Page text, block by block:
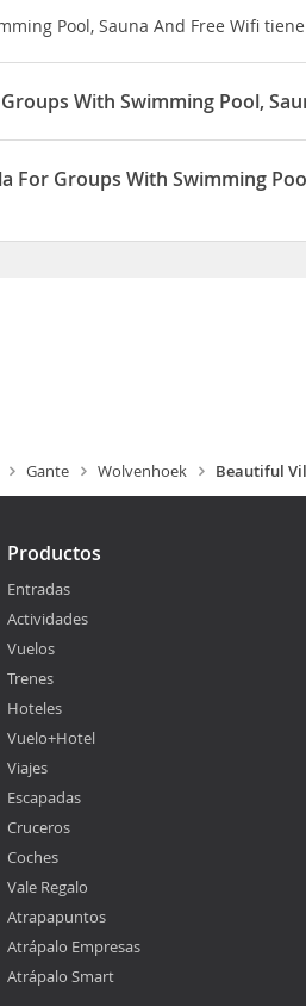
Pool, Sauna And Free Wifi
With Swimming Pool,
15 minutos en coche de Cripta de
de Geraardsbergen y a
For Groups With Swimming
Gante Wolvenhoek Beautiful
Productos
Entradas
Actividades
Vuelos
Trenes
Hoteles
Vuelo+Hotel
Viajes
Escapadas
Cruceros
Coches
Vale Regalo
Atrapapuntos
Atrápalo Empresas
Atrápalo Smart